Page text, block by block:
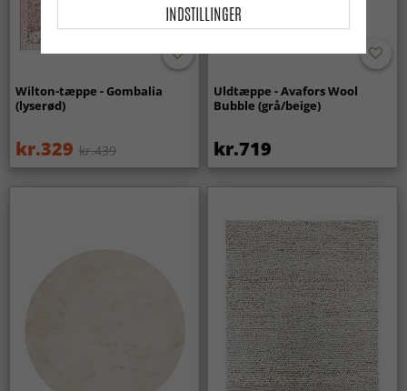
Wilton-tæppe - Gombalia
(lyserød)
kr.329 kr.439
Uldtæppe - Avafors Wool
Bubble (grå/beige)
kr.719
INDSTILLINGER